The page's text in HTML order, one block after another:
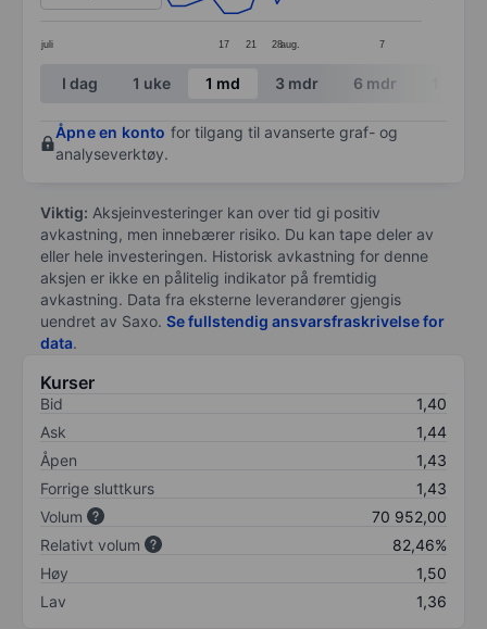
juli 17 21 28aug. 7
End of interactive chart.
I dag 1 uke 1 md 3 mdr 6 mdr
Åpne en konto for tilgang til avanserte graf- og
analyseverktøy.
Viktig: Aksjeinvesteringer kan over tid gi positiv
avkastning, men innebærer risiko. Du kan tape deler av
eller hele investeringen. Historisk avkastning for denne
aksjen er ikke en pålitelig indikator på fremtidig
avkastning. Data fra eksterne leverandører gjengis
uendret av Saxo. Se fullstendig ansvarsfraskrivelse for
data.
Kurser
Bid
1,40
Ask
1,44
Åpen
1,43
Forrige sluttkurs
1,43
Volum
70 952,00
Relativt volum
82,46%
Høy
1,50
Lav
1,36